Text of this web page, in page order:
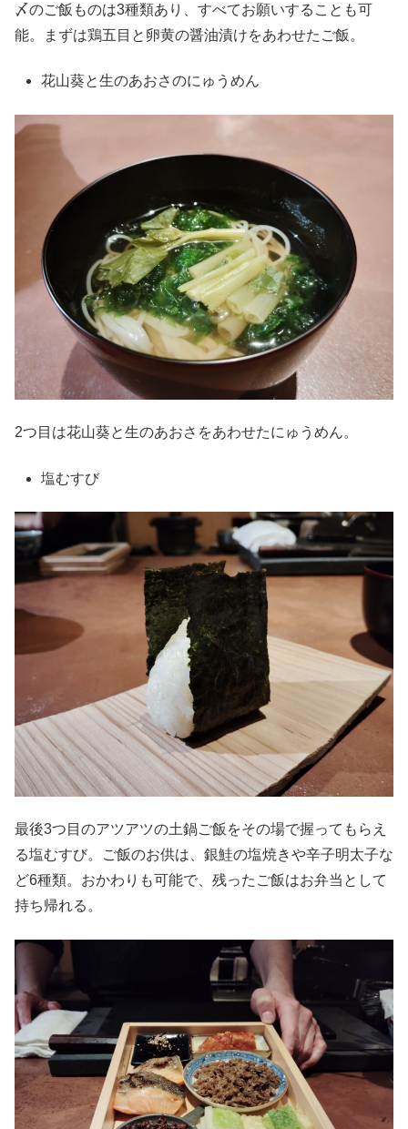
〆のご飯ものは3種類あり、すべてお願いすることも可
能。まずは鶏五目と卵黄の醤油漬けをあわせたご飯。
花山葵と生のあおさのにゅうめん
2つ目は花山葵と生のあおさをあわせたにゅうめん。
塩むすび
最後3つ目のアツアツの土鍋ご飯をその場で握ってもらえ
る塩むすび。ご飯のお供は、銀鮭の塩焼きや辛子明太子な
ど6種類。おかわりも可能で、残ったご飯はお弁当として
持ち帰れる。